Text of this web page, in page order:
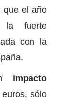
que el año
la fuerte
con la
impacto
sólo